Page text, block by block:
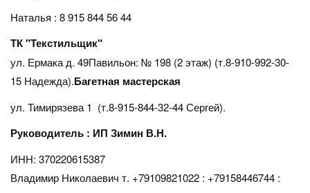
Наталья : 8 915 844 56 44
ТК "Текстильщик"
ул. Ермака д. 49Павильон: № 198 (2 этаж) (т.8-910-992-30-
15 Надежда).Багетная мастерская
ул. Тимирязева 1 (т.8-915-844-32-44 Сергей).
Руководитель : ИП Зимин В.Н.
ИНН: 370220615387
Владимир Николаевич т. +79109821022 : +79158446744 :